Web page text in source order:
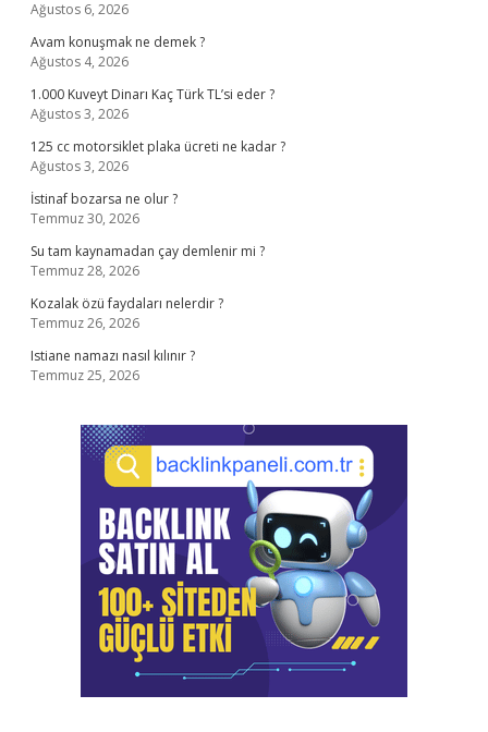
Ağustos 6, 2026
Avam konuşmak ne demek ?
Ağustos 4, 2026
1.000 Kuveyt Dinarı Kaç Türk TL’si eder ?
Ağustos 3, 2026
125 cc motorsiklet plaka ücreti ne kadar ?
Ağustos 3, 2026
İstinaf bozarsa ne olur ?
Temmuz 30, 2026
Su tam kaynamadan çay demlenir mi ?
Temmuz 28, 2026
Kozalak özü faydaları nelerdir ?
Temmuz 26, 2026
Istiane namazı nasıl kılınır ?
Temmuz 25, 2026